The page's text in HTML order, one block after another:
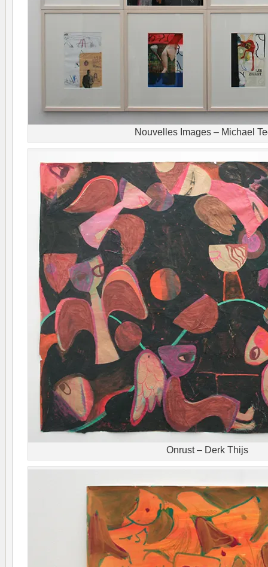
Nouvelles Images – Michael
Onrust – Derk Thijs